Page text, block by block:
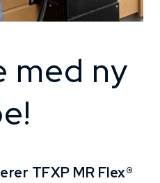
med ny
TFXP MR Flex®